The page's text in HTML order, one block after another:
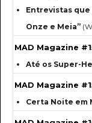
Entrevistas que
Onze e Meia”
MAD Magazine
Até os Super-
MAD Magazine
Certa Noite em